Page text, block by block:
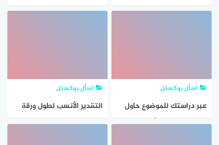
لكل نوع من البيانات فيما
لكل نوع من البيانات فيما
اسأل بوكسنل
عبر دراستك للموضوع حاول
تدوين التفسير الأنسب
اسأل بوكسنل
التقدير الأنسب لطول ورقة
الشجر